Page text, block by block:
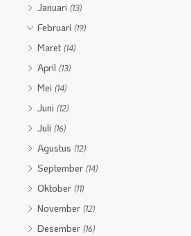
Januari(13)
Februari(19)
Maret(14)
April(13)
Mei(14)
Juni(12)
Juli(16)
Agustus(12)
September(14)
Oktober(11)
November(12)
Desember(16)